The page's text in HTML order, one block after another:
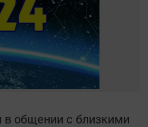
общении с близкими